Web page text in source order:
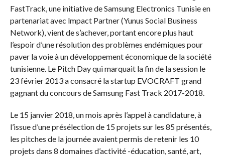
FastTrack, une initiative de Samsung Electronics Tunisie en
partenariat avec lmpact Partner (Yunus Social Business
Network), vient de s’achever, portant encore plus haut
l’espoir d’une résolution des problèmes endémiques pour
paver la voie à un développement économique de la société
tunisienne. Le Pitch Day qui marquait la fin de la session le
23 février 2013 a consacré la startup EVOCRAFT grand
gagnant du concours de Samsung Fast Track 2017-2018.
Le 15 janvier 2018, un mois après l’appel à candidature, à
l’issue d’une présélection de 15 projets sur les 85 présentés,
les pitches de la journée avaient permis de retenir les 10
projets dans 8 domaines d’activité -éducation, santé, art,